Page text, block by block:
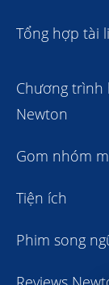
Tổng hợp tài
Chương trình
Newton
Gom nhóm
Tiện ích
Phim song